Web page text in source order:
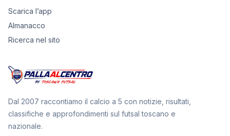
Scarica l’app
Almanacco
Ricerca nel sito
Dal 2007 raccontiamo il calcio a 5 con notizie, risultati,
classifiche e approfondimenti sul futsal toscano e
nazionale.